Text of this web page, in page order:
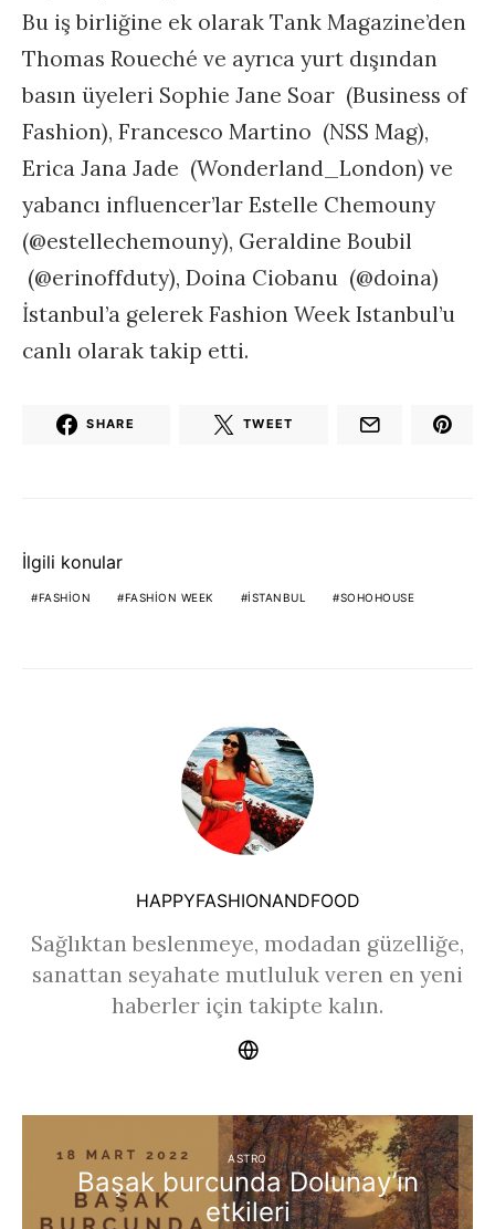
Bu iş birliğine ek olarak Tank Magazine’den
Thomas Roueché ve ayrıca yurt dışından
basın üyeleri Sophie Jane Soar (Business of
Fashion), Francesco Martino (NSS Mag),
Erica Jana Jade (Wonderland_London) ve
yabancı influencer’lar Estelle Chemouny
(@estellechemouny), Geraldine Boubil
(@erinoffduty), Doina Ciobanu (@doina)
İstanbul’a gelerek Fashion Week Istanbul’u
canlı olarak takip etti.
SHARE TWEET
İlgili konular
FASHION FASHION WEEK ISTANBUL SOHOHOUSE
HAPPYFASHIONANDFOOD
Sağlıktan beslenmeye, modadan güzelliğe,
sanattan seyahate mutluluk veren en yeni
haberler için takipte kalın.
ASTRO
Başak burcunda Dolunay’ın
etkileri